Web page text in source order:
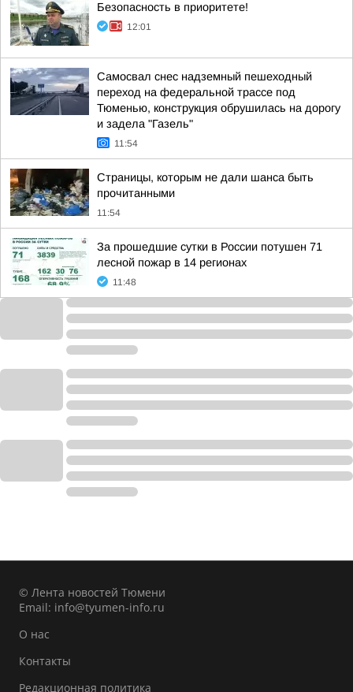
Безопасность в приоритете!
12:01
Самосвал снес надземный пешеходный
переход на федеральной трассе под
Тюменью, конструкция обрушилась на дорогу
и задела "Газель"
11:54
Страницы, которым не дали шанса быть
прочитанными
11:54
За прошедшие сутки в России потушен 71
лесной пожар в 14 регионах
11:48
© Лента новостей Тюмени
Email: info@tyumen-info.ru
О нас
Контакты
Редакционная политика